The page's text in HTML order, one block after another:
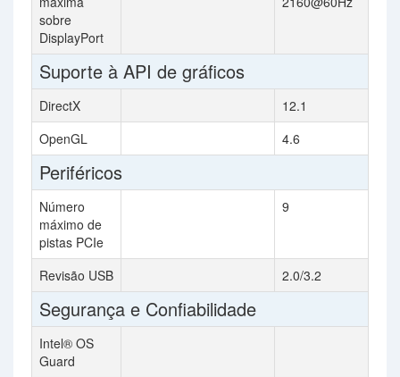
sobre
DisplayPort
Suporte à API de gráficos
DirectX
12.1
OpenGL
4.6
Periféricos
Número
máximo de
pistas PCIe
9
Revisão USB 2.0/3.2
Segurança e Confiabilidade
Intel® OS
Guard